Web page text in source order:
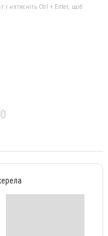
і натисніть Ctrl + Enter, щоб